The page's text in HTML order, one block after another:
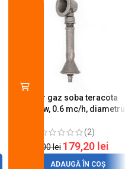
Arzator gaz soba teracota
A600, 6 kw, 0.6 mc/h, diametru
(2)
200,00lei 179,20 lei
ADAUGĂ ÎN COȘ